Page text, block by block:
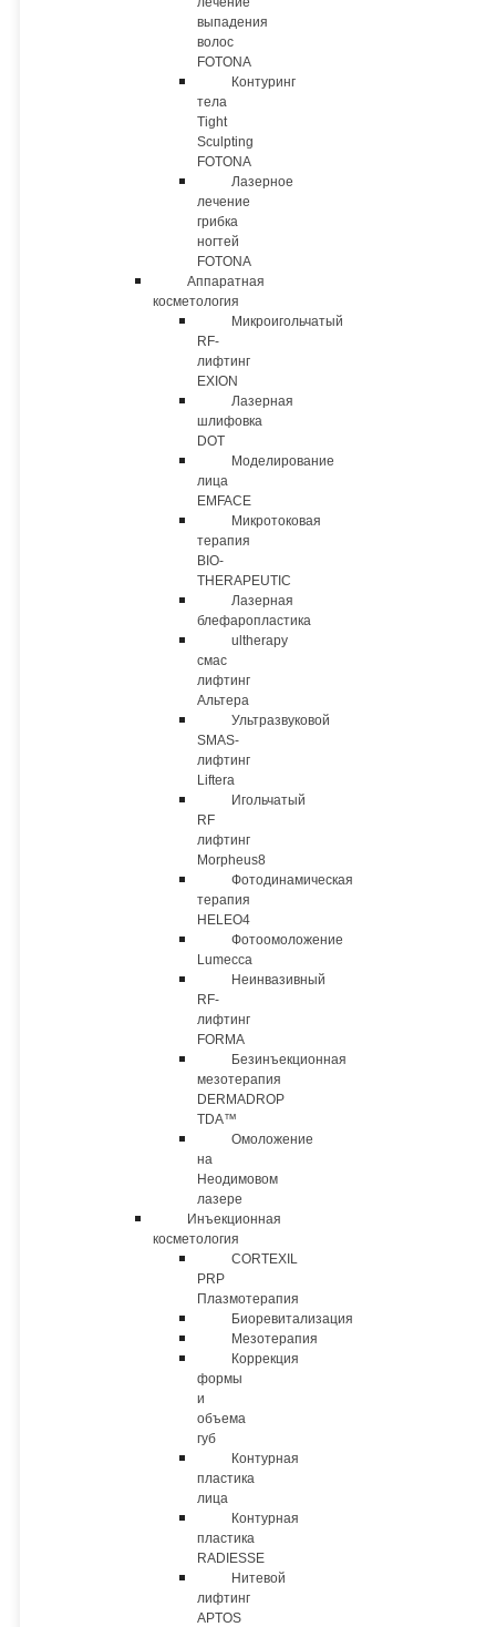
выпадения
волос
FOTONA
Контуринг
тела
Tight
Sculpting
FOTONA
Лазерное
лечение
грибка
ногтей
FOTONA
Аппаратная
косметология
Микроигольчатый
RF-
лифтинг
EXION
Лазерная
шлифовка
DOT
Моделирование
лица
EMFACE
Микротоковая
терапия
BIO-
THERAPEUTIC
Лазерная
блефаропластика
ultherapy
смас
лифтинг
Альтера
Ультразвуковой
SMAS-
лифтинг
Liftera
Игольчатый
RF
лифтинг
Morpheus8
Фотодинамическая
терапия
HELEO4
Фотоомоложение
Lumecca
Неинвазивный
RF-
лифтинг
FORMA
Безинъекционная
мезотерапия
DERMADROP
TDA™
Омоложение
на
Неодимовом
лазере
Инъекционная
косметология
CORTEXIL
PRP
Плазмотерапия
Биоревитализация
Мезотерапия
Коррекция
формы
и
объема
губ
Контурная
пластика
лица
Контурная
пластика
RADIESSE
Нитевой
лифтинг
APTOS